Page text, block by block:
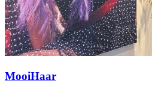
MooiHaar